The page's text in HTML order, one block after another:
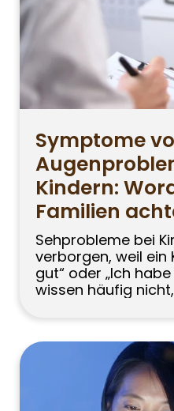
Symptome
Kindern:
Familien
Sehprobleme bei
verborgen, weil ein
gut“ oder „Ich
wissen häufig
schon immer auf
wahrgenommen
diesen Zustand für
sollten Eltern
Beschwerden und